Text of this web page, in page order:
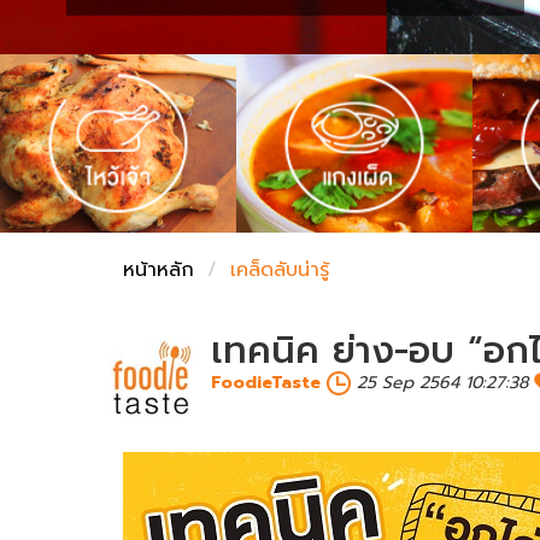
ชั่งตวงเนย
หน้าหลัก เคล็ดลับน่ารู้
เทคนิค ย่าง-อบ “อก
FoodieTaste 25 Sep 2564 10:27:38